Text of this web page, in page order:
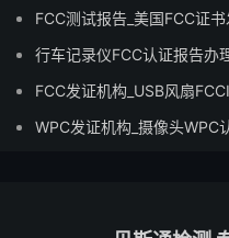
FCC测试报告_美国FCC证
行车记录仪FCC认证报告办
FCC发证机构_USB风扇
WPC发证机构_摄像头WPC